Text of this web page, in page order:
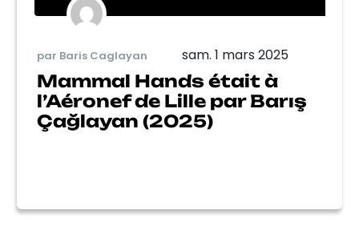
par Baris Caglayan sam. 1 mars 2025
Mammal Hands était à
l’Aéronef de Lille par Barış
Çağlayan (2025)